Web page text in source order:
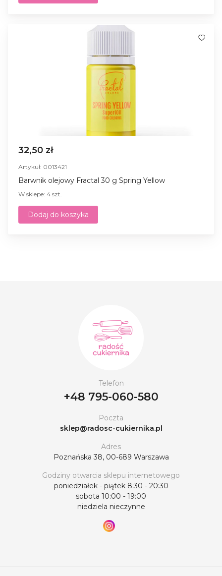
32,50 zł
Artykuł: 0013421
Barwnik olejowy Fractal 30 g Spring Yellow
W sklepe: 4 szt.
Dodaj do koszyka
Telefon
+48 795-060-580
Poczta
sklep@radosc-cukiernika.pl
Adres
Poznańska 38, 00-689 Warszawa
Godziny otwarcia sklepu internetowego
poniedziałek - piątek 8:30 - 20:30
sobota 10:00 - 19:00
niedziela nieczynne